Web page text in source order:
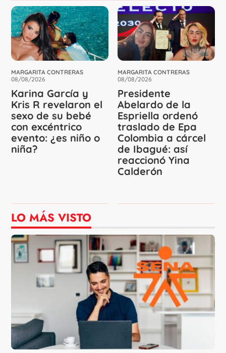
MARGARITA CONTRERAS
08/08/2026
Karina García y
Kris R revelaron el
sexo de su bebé
con excéntrico
evento: ¿es niño o
niña?
MARGARITA CONTRERAS
08/08/2026
Presidente
Abelardo de la
Espriella ordenó
traslado de Epa
Colombia a cárcel
de Ibagué: así
reaccionó Yina
Calderón
LO MÁS VISTO